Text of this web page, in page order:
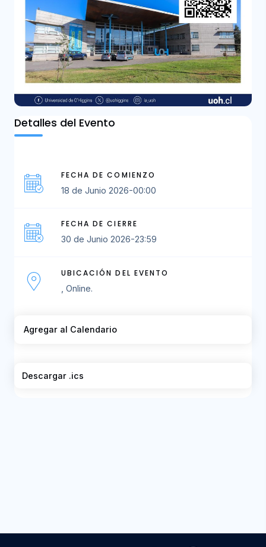
Detalles del Evento
FECHA DE COMIENZO
18 de Junio 2026-00:00
FECHA DE CIERRE
30 de Junio 2026-23:59
UBICACIÓN DEL EVENTO
, Online.
Agregar al Calendario
Descargar .ics